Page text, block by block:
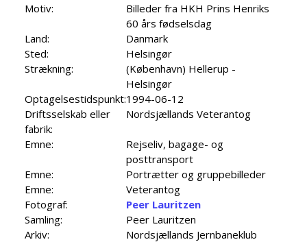
Motiv:
Billeder fra HKH Prins Henriks
60 års fødselsdag
Land:
Danmark
Sted:
Helsingør
Strækning:
(København) Hellerup -
Helsingør
Optagelsestidspunkt:1994-06-12
Driftsselskab eller
fabrik:
Nordsjællands Veterantog
Emne:
Rejseliv, bagage- og
posttransport
Emne:
Portrætter og gruppebilleder
Emne:
Veterantog
Fotograf:
Peer Lauritzen
Samling:
Peer Lauritzen
Arkiv:
Nordsjællands Jernbaneklub